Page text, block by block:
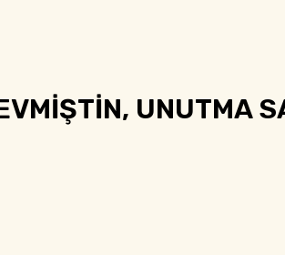
UNUTMA